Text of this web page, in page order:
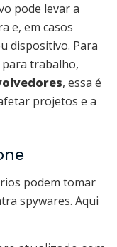
pode levar a
e, em casos
dispositivo. Para
trabalho,
, essa é
projetos e a
podem tomar
spywares. Aqui